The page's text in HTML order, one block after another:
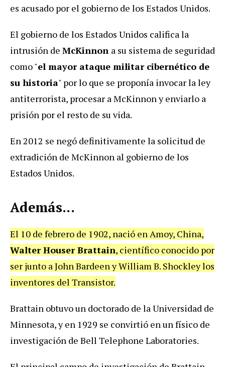
es acusado por el gobierno de los Estados Unidos.
El gobierno de los Estados Unidos califica la
intrusión de McKinnon a su sistema de seguridad
como "el mayor ataque militar cibernético de
su historia" por lo que se proponía invocar la ley
antiterrorista, procesar a McKinnon y enviarlo a
prisión por el resto de su vida.
En 2012 se negó definitivamente la solicitud de
extradición de McKinnon al gobierno de los
Estados Unidos.
Además...
El 10 de febrero de 1902, nació en Amoy, China,
Walter Houser Brattain, científico conocido por
ser junto a John Bardeen y William B. Shockley los
inventores del Transistor.
Brattain obtuvo un doctorado de la Universidad de
Minnesota, y en 1929 se convirtió en un físico de
investigación de Bell Telephone Laboratories.